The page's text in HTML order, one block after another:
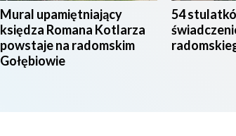
Mural upamiętniający
księdza Romana Kotlarza
powstaje na radomskim
Gołębiowie
54